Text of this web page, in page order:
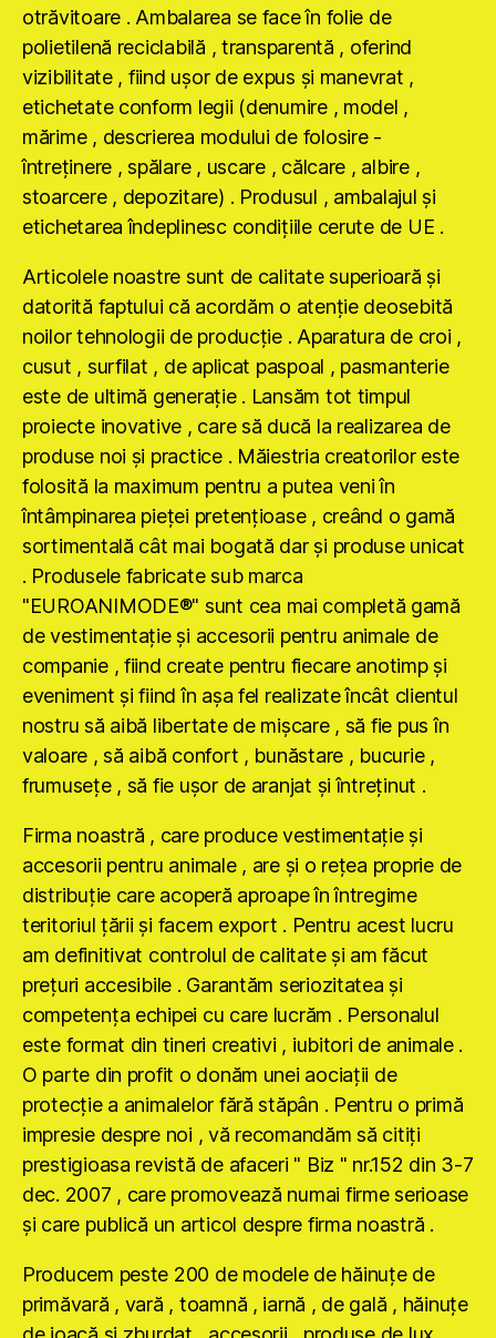
otrăvitoare . Ambalarea se face în folie de
polietilenă reciclabilă , transparentă , oferind
vizibilitate , fiind uşor de expus şi manevrat ,
etichetate conform legii (denumire , model ,
mărime , descrierea modului de folosire -
întreţinere , spălare , uscare , călcare , albire ,
stoarcere , depozitare) . Produsul , ambalajul şi
etichetarea îndeplinesc condiţiile cerute de UE .
Articolele noastre sunt de calitate superioară şi
datorită faptului că acordăm o atenţie deosebită
noilor tehnologii de producţie . Aparatura de croi ,
cusut , surfilat , de aplicat paspoal , pasmanterie
este de ultimă generaţie . Lansăm tot timpul
proiecte inovative , care să ducă la realizarea de
produse noi şi practice . Măiestria creatorilor este
folosită la maximum pentru a putea veni în
întâmpinarea pieţei pretenţioase , creând o gamă
sortimentală cât mai bogată dar şi produse unicat
. Produsele fabricate sub marca
"EUROANIMODE®" sunt cea mai completă gamă
de vestimentaţie şi accesorii pentru animale de
companie , fiind create pentru fiecare anotimp şi
eveniment şi fiind în aşa fel realizate încât clientul
nostru să aibă libertate de mişcare , să fie pus în
valoare , să aibă confort , bunăstare , bucurie ,
frumuseţe , să fie uşor de aranjat şi întreţinut .
Firma noastră , care produce vestimentaţie şi
accesorii pentru animale , are şi o reţea proprie de
distribuţie care acoperă aproape în întregime
teritoriul ţării şi facem export . Pentru acest lucru
am definitivat controlul de calitate şi am făcut
preţuri accesibile . Garantăm seriozitatea şi
competenţa echipei cu care lucrăm . Personalul
este format din tineri creativi , iubitori de animale .
O parte din profit o donăm unei aociaţii de
protecţie a animalelor fără stăpân . Pentru o primă
impresie despre noi , vă recomandăm să citiţi
prestigioasa revistă de afaceri " Biz " nr.152 din 3-7
dec. 2007 , care promovează numai firme serioase
şi care publică un articol despre firma noastră .
Producem peste 200 de modele de hăinuţe de
primăvară , vară , toamnă , iarnă , de gală , hăinuţe